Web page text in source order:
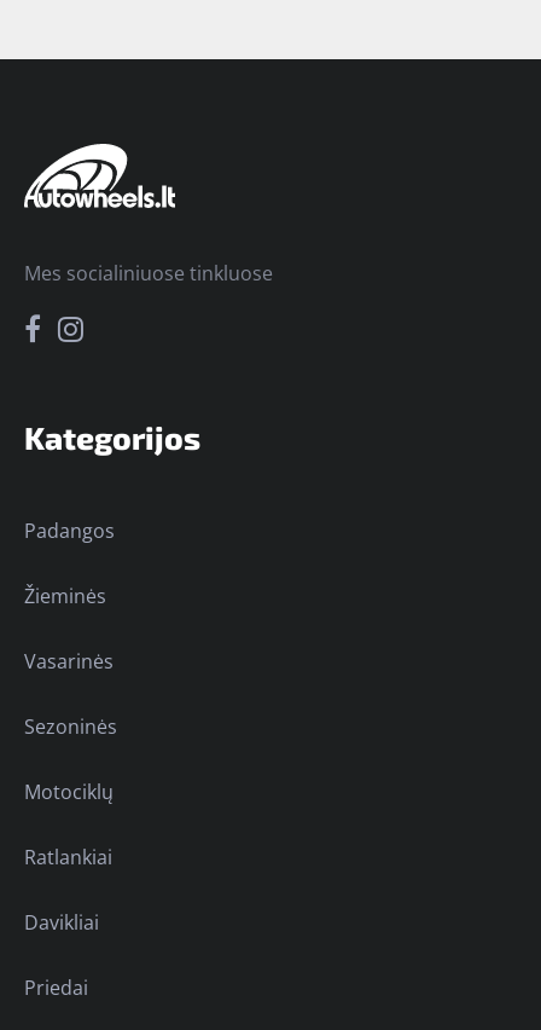
Kategorijos
Padangos
Žieminės
Vasarinės
Sezoninės
Motociklų
Ratlankiai
Davikliai
Priedai
Mes socialiniuose tinkluose